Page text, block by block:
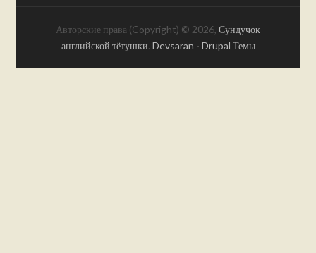
Авторские права (Copyright) © 2026, Сундучок
английской тётушки. Devsaran - Drupal Темы